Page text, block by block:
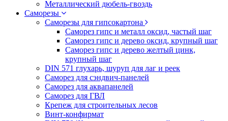
Металлический дюбель-гвоздь
Саморезы
Саморезы для гипсокартона
Саморез гипс и металл оксид, частый шаг
Саморез гипс и дерево оксид, крупный шаг
Саморез гипс и дерево желтый цинк,
крупный шаг
DIN 571 глухарь, шуруп для лаг и реек
Саморез для сэндвич-панелей
Саморез для аквапанелей
Саморез для ГВЛ
Крепеж для строительных лесов
Винт-конфирмат